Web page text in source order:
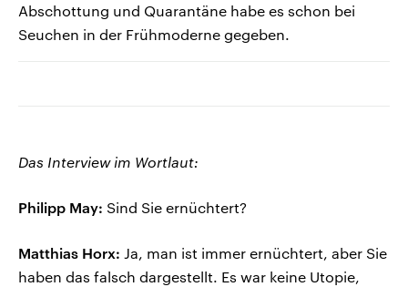
Abschottung und Quarantäne habe es schon bei
Seuchen in der Frühmoderne gegeben.
Das Interview im Wortlaut:
Philipp May: Sind Sie ernüchtert?
Matthias Horx: Ja, man ist immer ernüchtert, aber Sie
haben das falsch dargestellt. Es war keine Utopie,